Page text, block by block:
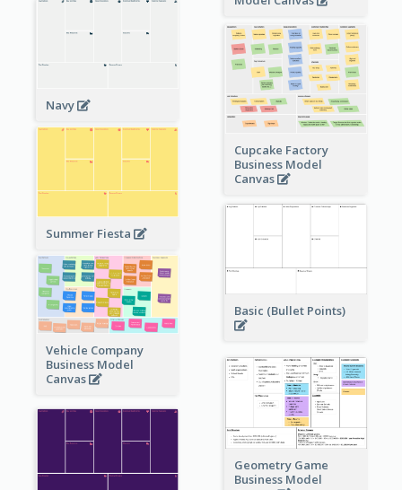
Navy
Cupcake Factory
Business Model
Canvas
Summer Fiesta
Basic (Bullet Points)
Vehicle Company
Business Model
Canvas
Geometry Game
Business Model